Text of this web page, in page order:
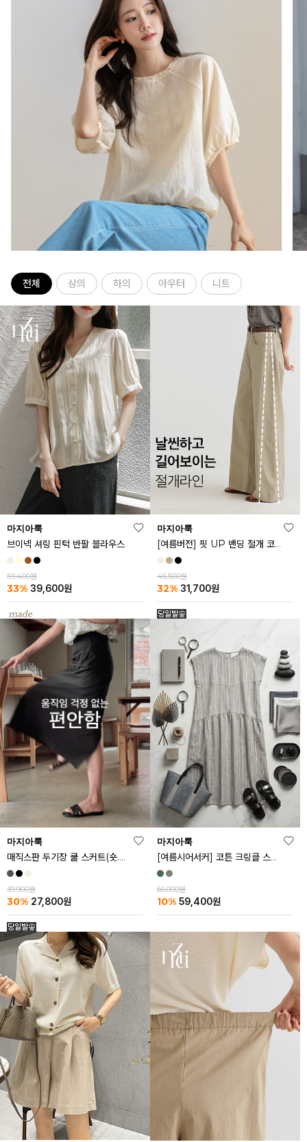
전체 상의 하의 아우터 니트
마지아룩
브이넥 셔링 핀턱 반팔 블라우스
59,400원
33% 39,600원
마지아룩
[여름버전] 핏 UP 밴딩 절개 코튼 팬츠
46,500원
32% 31,700원
마지아룩
매직스판 두기장 쿨 스커트(숏.기본ver)
39,900원
30% 27,800원
마지아룩
[여름시어서커] 코튼 크링클 스트라이프 원피스
66,000원
10% 59,400원